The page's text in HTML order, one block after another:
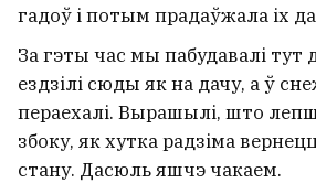
гадоў і потым прадаўжала іх
За гэты час мы пабудавалі тут
ездзілі сюды як на дачу, а ў
пераехалі. Вырашылі, што
збоку, як хутка радзіма
стану. Дасюль яшчэ чакаем.